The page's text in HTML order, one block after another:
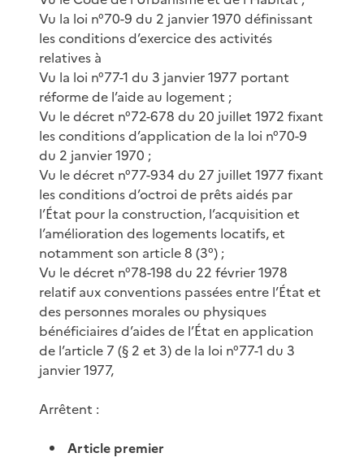
Vu la loi n°70-9 du 2 janvier 1970 définissant
les conditions d’exercice des activités
relatives à
Vu la loi n°77-1 du 3 janvier 1977 portant
réforme de l’aide au logement ;
Vu le décret n°72-678 du 20 juillet 1972 fixant
les conditions d’application de la loi n°70-9
du 2 janvier 1970 ;
Vu le décret n°77-934 du 27 juillet 1977 fixant
les conditions d’octroi de prêts aidés par
l’État pour la construction, l’acquisition et
l’amélioration des logements locatifs, et
notamment son article 8 (3°) ;
Vu le décret n°78-198 du 22 février 1978
relatif aux conventions passées entre l’État et
des personnes morales ou physiques
bénéficiaires d’aides de l’État en application
de l’article 7 (§ 2 et 3) de la loi n°77-1 du 3
janvier 1977,
Arrêtent :
Article premier